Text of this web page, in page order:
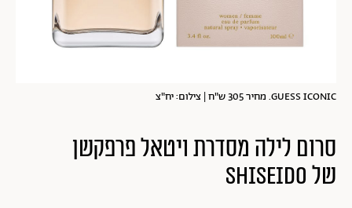
GUESS ICONIC. מחיר 305 ש"ח | צילום: יח"צ
סרום לילה מסדרת ויטאל פרפקשן
של